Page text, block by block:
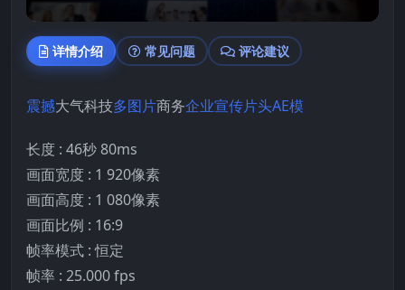
详情介绍 常见问题 评论建议
震撼大气科技多图片商务企业宣传片头AE模
长度 : 46秒 80ms
画面宽度 : 1 920像素
画面高度 : 1 080像素
画面比例 : 16:9
帧率模式 : 恒定
帧率 : 25.000 fps